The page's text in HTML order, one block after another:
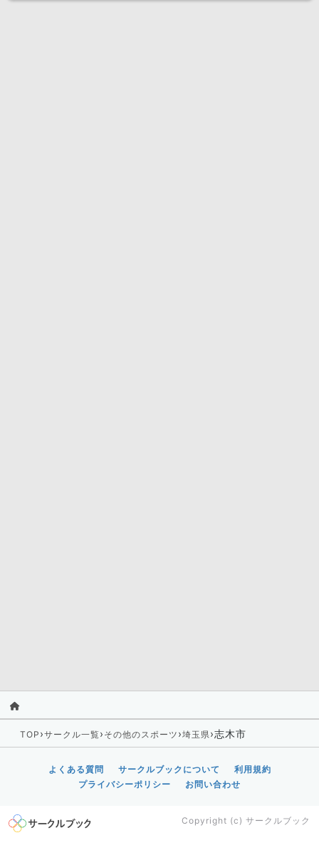
TOP ›サークル一覧› その他のスポーツ ›埼玉県›志木市
よくある質問 サークルブックについて
利用規約
プライバシーポリシー
お問い合わせ
Copyright (c) サークルブック